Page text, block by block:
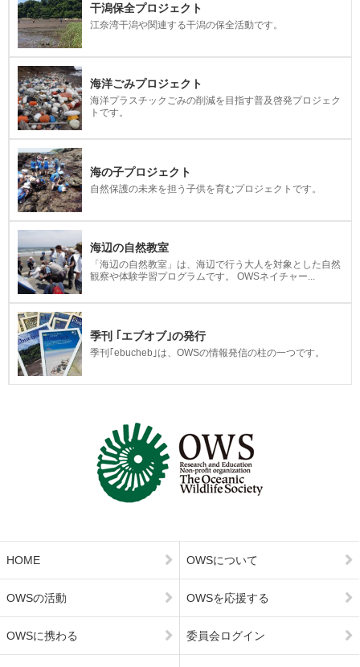
干潟保全プロジェクト
江奈湾干潟や関連する干潟の保全活動です。
海洋ごみプロジェクト
海洋プラスチックごみの削減を目指す普及啓発プロジェク
トです。
海の子プロジェクト
自然保護の未来を担う子供を育むプロジェクトです。
海辺の自然教室
「海辺の自然教室」は、海辺で行う大人を対象とした自然
観察や体験学習プログラムです。 OWSネイチャー...
季刊 ｢エブオブ｣の発行
季刊｢ebucheb｣は、OWSの情報発信の柱の一つです。
HOME
OWSの活動
OWSに携わる
OWSについて
OWSを応援する
委員会ログイン